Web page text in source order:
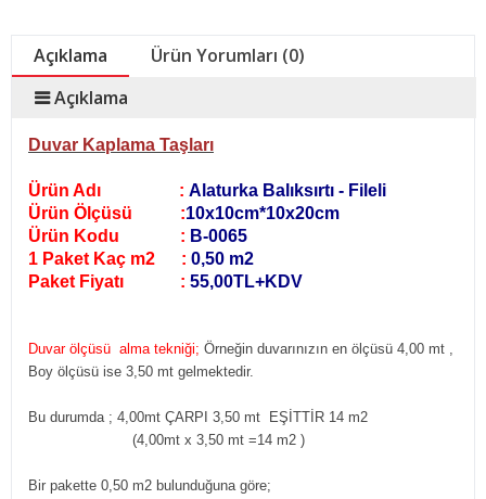
Açıklama
Ürün Yorumları (0)
Açıklama
Duvar Kaplama Taşları
Ürün Adı : Alaturka Balıksırtı - Fileli
Ürün Ölçüsü :10x10cm*10x20cm
Ürün Kodu : B-0065
1 Paket Kaç m2 : 0,50 m2
Paket Fiyatı : 55,00TL+KDV
Duvar ölçüsü alma tekniği; Örneğin duvarınızın en ölçüsü 4,00 mt ,
Boy ölçüsü ise 3,50 mt gelmektedir.
Bu durumda ; 4,00mt ÇARPI 3,50 mt EŞİTTİR 14 m2
(4,00mt x 3,50 mt =14 m2 )
Bir pakette 0,50 m2 bulunduğuna göre;